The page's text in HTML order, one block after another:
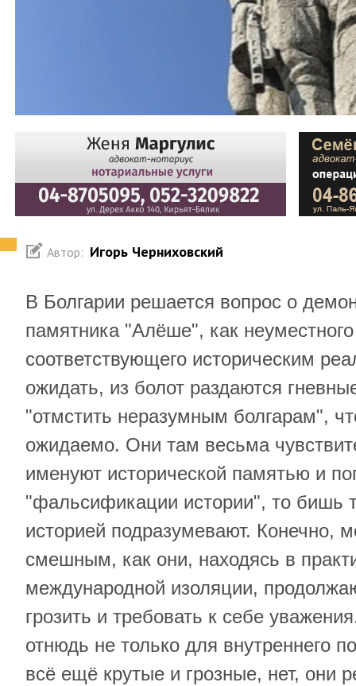
Автор: Игорь Черниховский
В Болгарии решается вопрос о
памятника "Алёше", как
соответствующего историческим
ожидать, из болот раздаются
"отмстить неразумным болгарам",
ожидаемо. Они там весьма
именуют исторической памятью и
"фальсификации истории", то бишь
историей подразумевают. Конечно,
смешным, как они, находясь в
международной изоляции,
грозить и требовать к себе
отнюдь не только для внутреннего
всё ещё крутые и грозные, нет, они